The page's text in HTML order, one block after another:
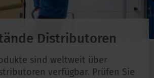
Distributoren
sind weltweit über
verfügbar. Prüfen Sie